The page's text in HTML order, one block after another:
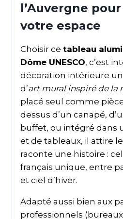
l’Auvergne
votre espace
Choisir ce tableau
Dôme UNESCO, c’est
décoration intérieure
d’art mural inspiré de la
placé seul comme
dessus d’un canapé,
buffet, ou intégré dans
et de tableaux, il attire
raconte une histoire :
français unique, entre
et ciel d’hiver.
Adapté aussi bien aux
professionnels